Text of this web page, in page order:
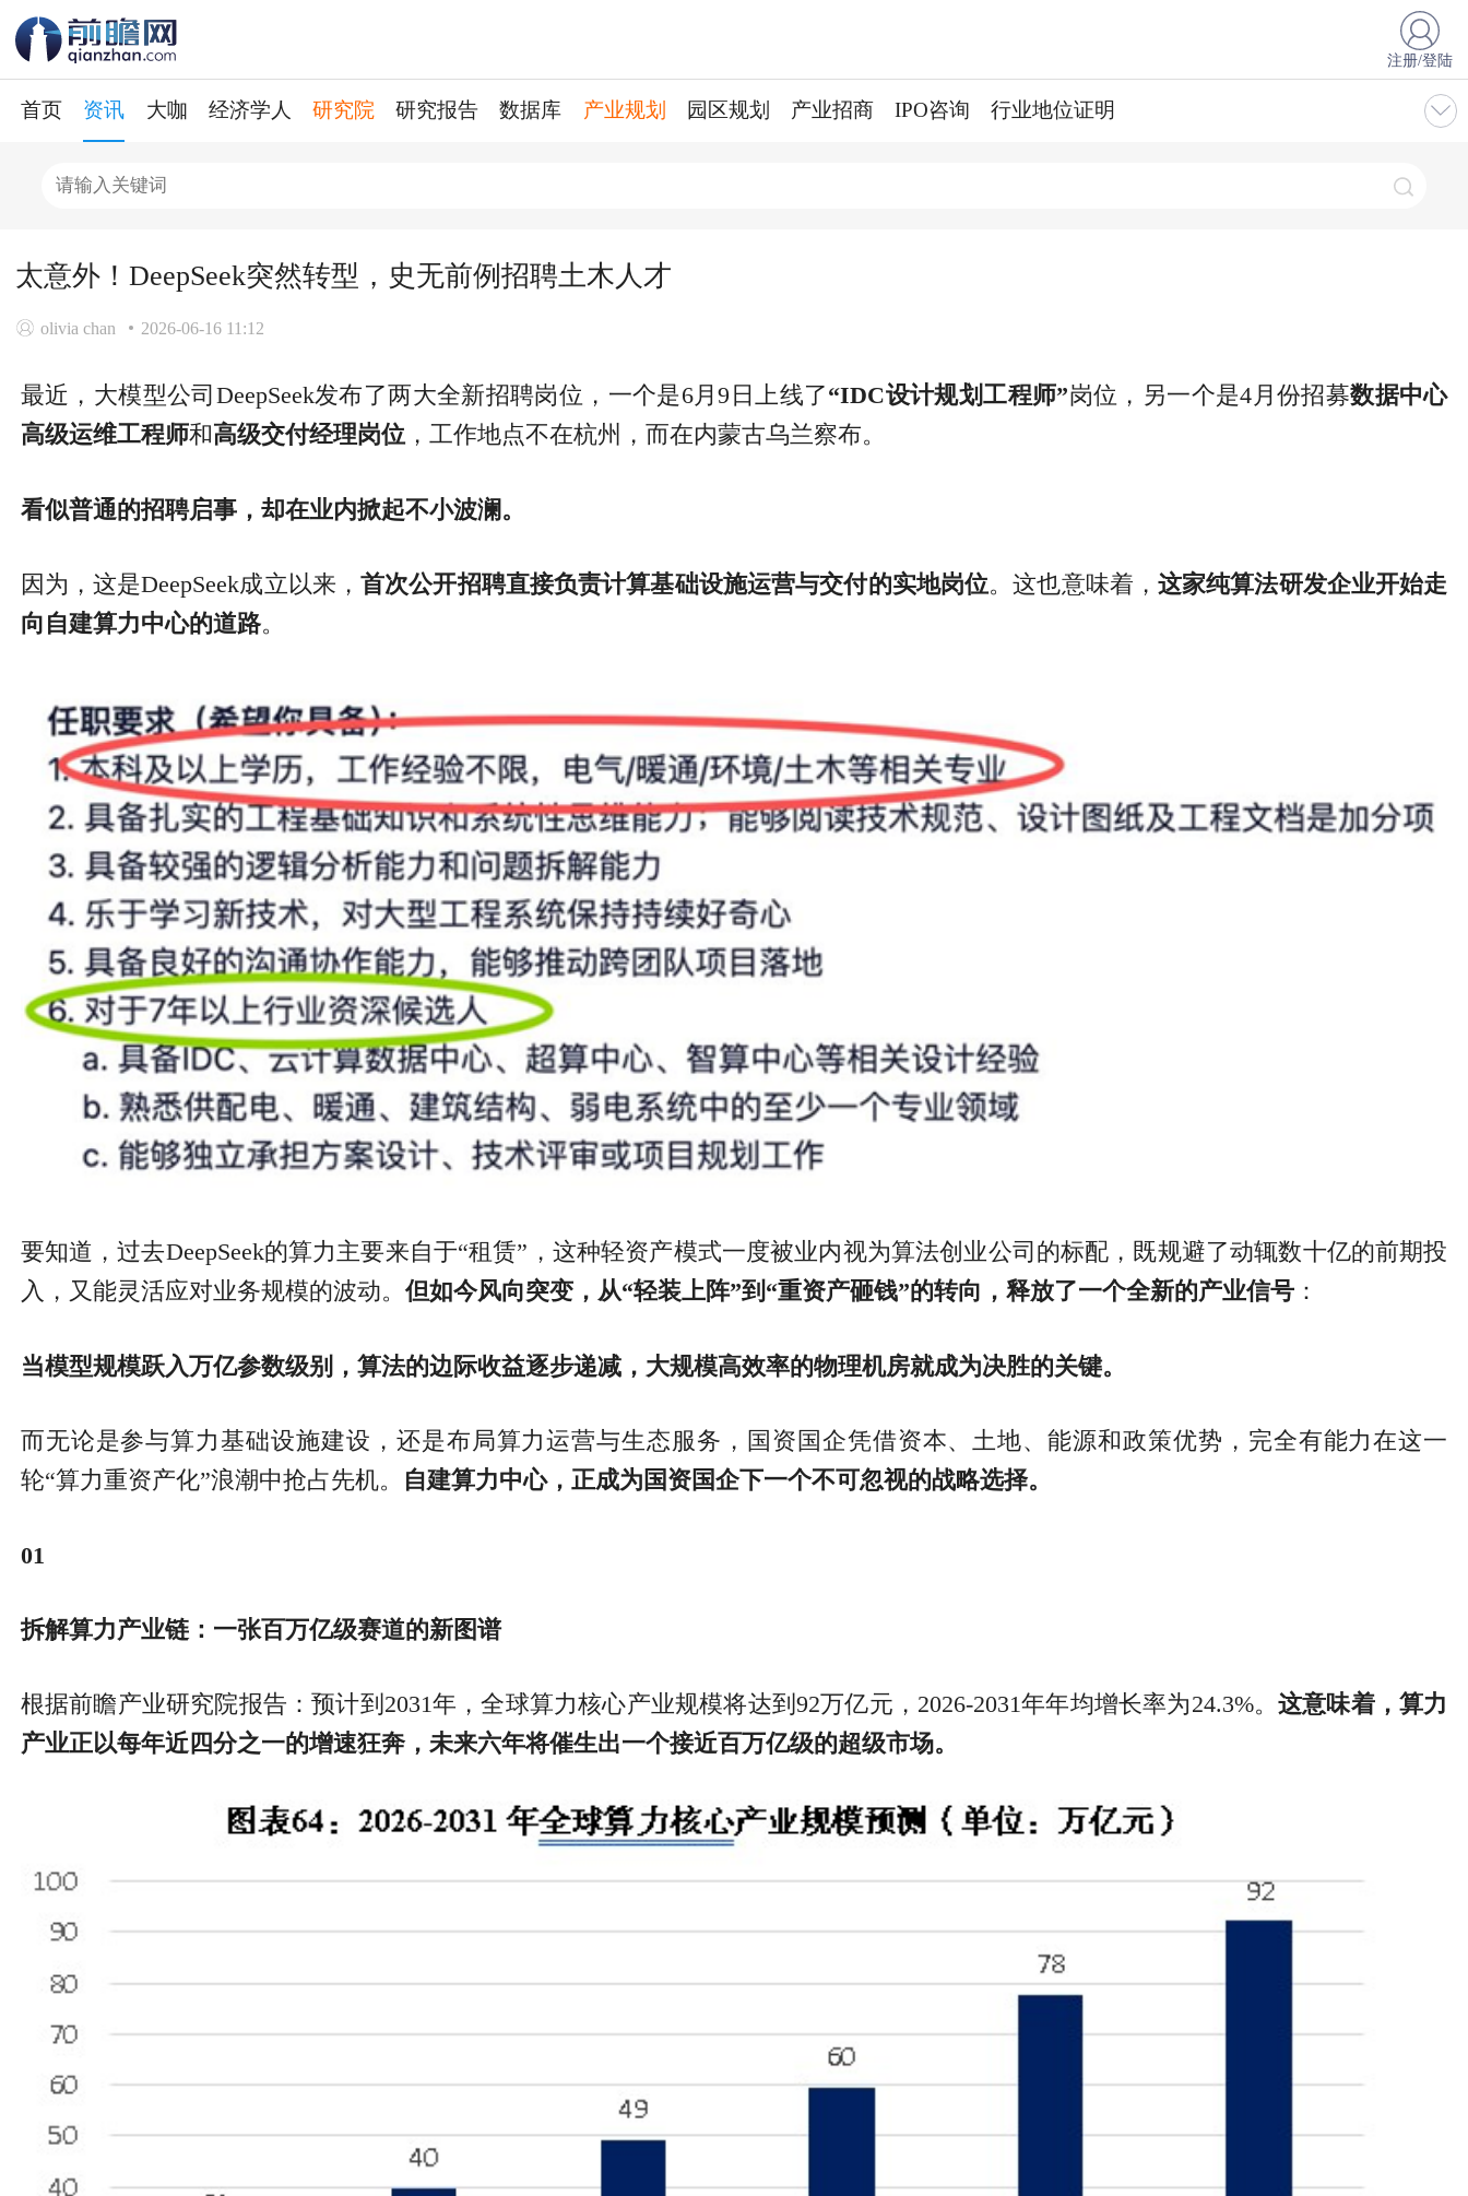
注册/登陆
首页 资讯 大咖 经济学人 研究院 研究报告 数据库 产业规划 园区规划 产业招商 IPO咨询 行业地位证明
太意外！DeepSeek突然转型，史无前例招聘土木人才
olivia chan 2026-06-16 11:12
最近，大模型公司DeepSeek发布了两大全新招聘岗位，一个是6月9日上线了“IDC设计规划工程师”岗位，另一个是4月份招募数据中心
高级运维工程师和高级交付经理岗位，工作地点不在杭州，而在内蒙古乌兰察布。
看似普通的招聘启事，却在业内掀起不小波澜。
因为，这是DeepSeek成立以来，首次公开招聘直接负责计算基础设施运营与交付的实地岗位。这也意味着， 这家纯算法研发企业开始走
向自建算力中心的道路。
要知道，过去DeepSeek的算力主要来自于“租赁”，这种轻资产模式一度被业内视为算法创业公司的标配，既规避了动辄数十亿的前期投
入，又能灵活应对业务规模的波动。 但如今风向突变，从“轻装上阵”到“重资产砸钱”的转向，释放了一个全新的产业信号：
当模型规模跃入万亿参数级别，算法的边际收益逐步递减，大规模高效率的物理机房就成为决胜的关键。
而无论是参与算力基础设施建设，还是布局算力运营与生态服务，国资国企凭借资本、土地、能源和政策优势，完全有能力在这一
轮“算力重资产化”浪潮中抢占先机。
自建算力中心，正成为国资国企下一个不可忽视的战略选择。
01
拆解算力产业链：一张百万亿级赛道的新图谱
根据前瞻产业研究院报告：预计到2031年，全球算力核心产业规模将达到92万亿元，2026-2031年年均增长率为24.3%。这意味着，算力
产业正以每年近四分之一的增速狂奔，未来六年将催生出一个接近百万亿级的超级市场。